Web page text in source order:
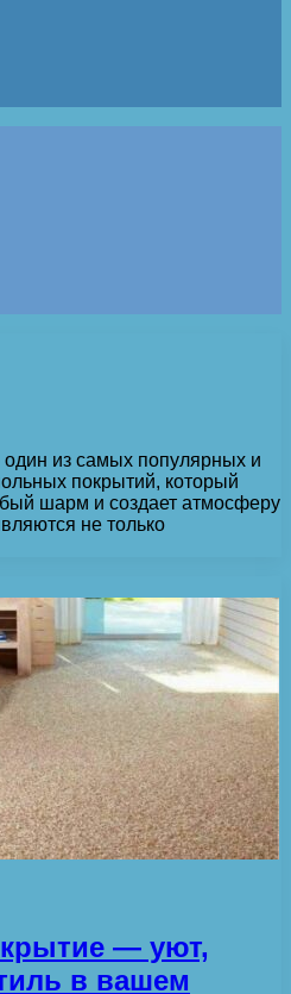
из самых популярных и
покрытий, который
шарм и создает атмосферу
не только
— уют,
в вашем